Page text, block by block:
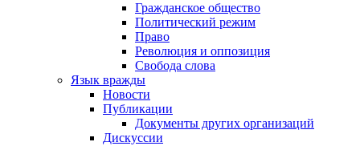
Гражданское общество
Политический режим
Право
Революция и оппозиция
Свобода слова
Язык вражды
Новости
Публикации
Документы других организаций
Дискуссии